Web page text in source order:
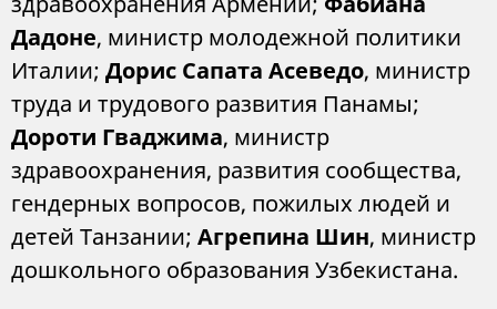
Дадоне, министр молодежной политики
Италии; Дорис Сапата Асеведо, министр
труда и трудового развития Панамы;
Дороти Гваджима, министр
здравоохранения, развития сообщества,
гендерных вопросов, пожилых людей и
детей Танзании; Агрепина Шин, министр
дошкольного образования Узбекистана.